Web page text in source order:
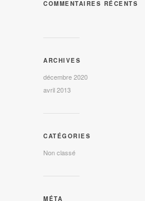
COMMENTAIRES RÉCENTS
ARCHIVES
décembre 2020
avril 2013
CATÉGORIES
Non classé
MÉTA